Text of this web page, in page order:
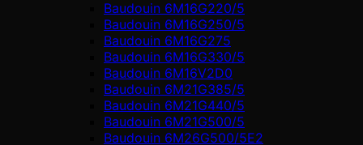
Baudouin 6M16G220/5
Baudouin 6M16G250/5
Baudouin 6M16G275
Baudouin 6M16G330/5
Baudouin 6M16V2D0
Baudouin 6M21G385/5
Baudouin 6M21G440/5
Baudouin 6M21G500/5
Baudouin 6M26G500/5E2